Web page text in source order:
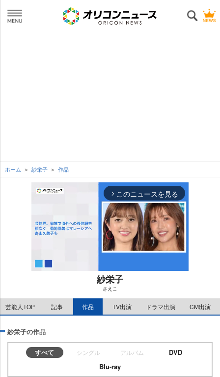
ホーム 紗栄子 作品
arrow_forward_ios このニュースを見る
M
u
t
紗栄子
さえこ
芸能人TOP 記事 作品 TV出演 ドラマ出演 CM出演
紗栄子の作品
すべて シングル アルバム
DVD
Blu-ray